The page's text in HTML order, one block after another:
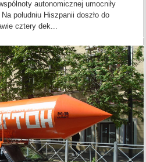
autonomicznej umocniły
południu Hiszpanii doszło do
cztery dek...